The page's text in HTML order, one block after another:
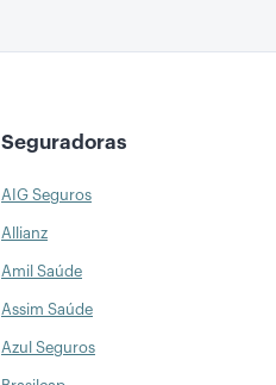
Seguradoras
AIG Seguros
Allianz
Amil Saúde
Assim Saúde
Azul Seguros